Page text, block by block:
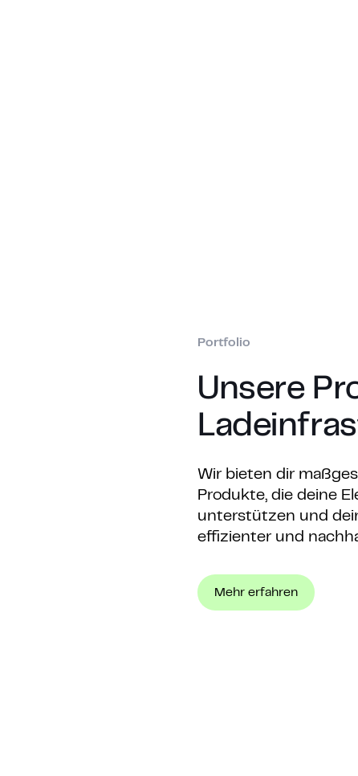
Portfolio
Unsere
Wir bieten dir
Produkte, die deine
unterstützen und
effizienter und
Mehr erfahren